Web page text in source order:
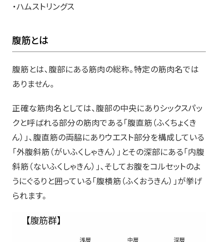
・ハムストリングス
腹筋とは
腹筋とは、腹部にある筋肉の総称。特定の筋肉名では
ありません。
正確な筋肉名としては、腹部の中央にありシックスパッ
クと呼ばれる部分の筋肉である「腹直筋（ふくちょくき
ん）」、腹直筋の両脇にありウエスト部分を構成している
「外腹斜筋（がいふくしゃきん）」とその深部にある「内腹
斜筋（ないふくしゃきん）」、そしてお腹をコルセットのよ
うにぐるりと囲っている「腹横筋（ふくおうきん）」が挙げ
られます。